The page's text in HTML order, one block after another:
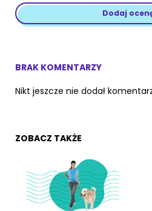
Dodaj
BRAK KOMENTARZY
Nikt jeszcze nie dodał
ZOBACZ TAKŻE